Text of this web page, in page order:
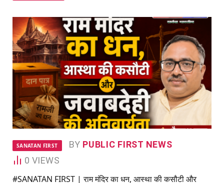
SANATAN FIRST BY PUBLIC FIRST NEWS
0 VIEWS
#SANATAN FIRST | राम मंदिर का धन, आस्था की कसौटी और